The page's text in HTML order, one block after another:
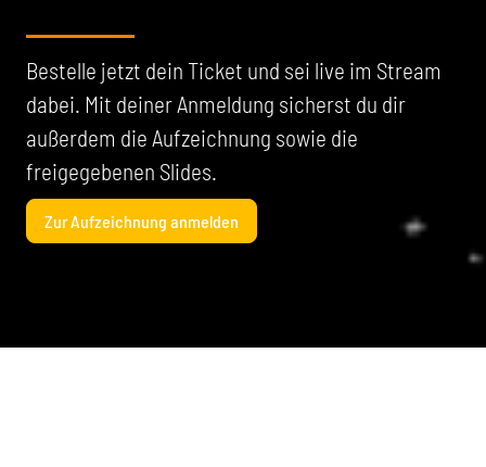
Bestelle jetzt dein Ticket und sei live im Stream
dabei. Mit deiner Anmeldung sicherst du dir
außerdem die Aufzeichnung sowie die
freigegebenen Slides.
Zur Aufzeichnung anmelden